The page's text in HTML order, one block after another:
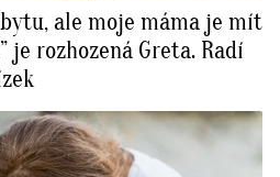
ale moje máma je mít
je rozhozená Greta. Radí